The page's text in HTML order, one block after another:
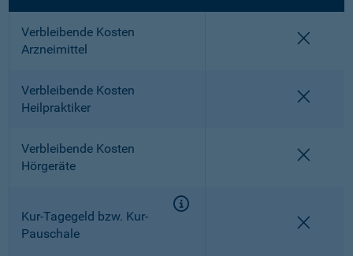
Verbleibende Kosten
Arzneimittel
Verbleibende Kosten
Heilpraktiker
Verbleibende Kosten
Hörgeräte
Kur-Tagegeld bzw. Kur-
Pauschale